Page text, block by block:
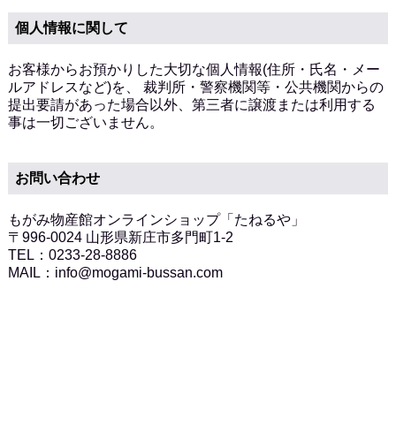
個人情報に関して
お客様からお預かりした大切な個人情報(住所・氏名・メー
ルアドレスなど)を、 裁判所・警察機関等・公共機関からの
提出要請があった場合以外、第三者に譲渡または利用する
事は一切ございません。
お問い合わせ
もがみ物産館オンラインショップ「たねるや」
〒996-0024 山形県新庄市多門町1-2
TEL：0233-28-8886
MAIL：info@mogami-bussan.com